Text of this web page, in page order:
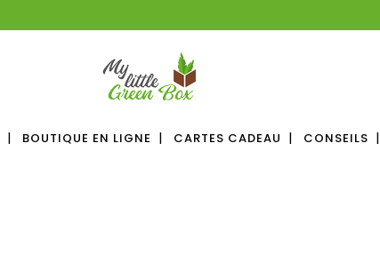
BOUTIQUE EN LIGNE CARTES CADEAU CONSEILS